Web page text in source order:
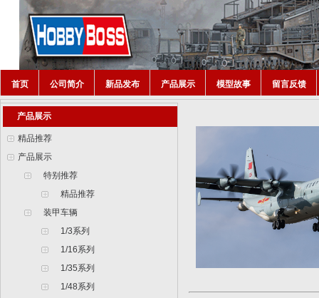
首页 公司简介 新品发布 产品展示 模型故事 留言反馈
产品展示
精品推荐
产品展示
特别推荐
精品推荐
装甲车辆
1/3系列
1/16系列
1/35系列
1/48系列